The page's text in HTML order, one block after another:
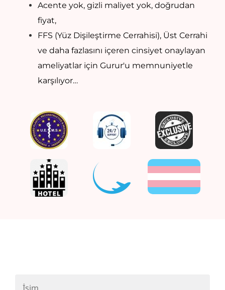
Acente yok, gizli maliyet yok, doğrudan
fiyat,
FFS (Yüz Dişileştirme Cerrahisi), Üst Cerrahi
ve daha fazlasını içeren cinsiyet onaylayan
ameliyatlar için Gurur'u memnuniyetle
karşılıyor…